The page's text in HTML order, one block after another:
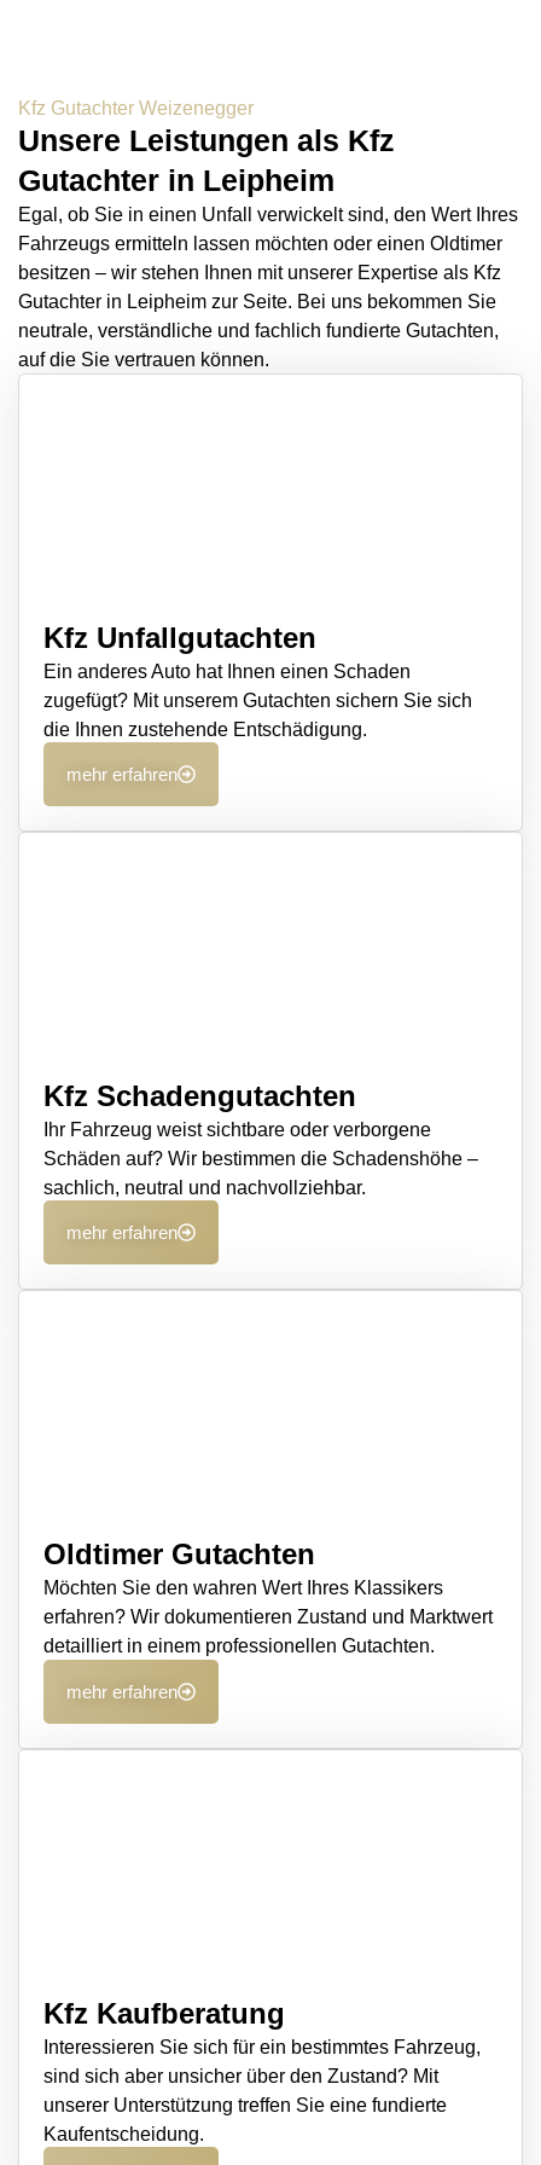
Kfz Gutachter Weizenegger
Unsere Leistungen als Kfz
Gutachter in Leipheim
Egal, ob Sie in einen Unfall verwickelt sind, den Wert Ihres
Fahrzeugs ermitteln lassen möchten oder einen Oldtimer
besitzen – wir stehen Ihnen mit unserer Expertise als Kfz
Gutachter in Leipheim zur Seite. Bei uns bekommen Sie
neutrale, verständliche und fachlich fundierte Gutachten,
auf die Sie vertrauen können.
Kfz Unfallgutachten
Ein anderes Auto hat Ihnen einen Schaden
zugefügt? Mit unserem Gutachten sichern Sie sich
die Ihnen zustehende Entschädigung.
mehr erfahren
Kfz Schadengutachten
Ihr Fahrzeug weist sichtbare oder verborgene
Schäden auf? Wir bestimmen die Schadenshöhe –
sachlich, neutral und nachvollziehbar.
mehr erfahren
Oldtimer Gutachten
Möchten Sie den wahren Wert Ihres Klassikers
erfahren? Wir dokumentieren Zustand und Marktwert
detailliert in einem professionellen Gutachten.
mehr erfahren
Kfz Kaufberatung
Interessieren Sie sich für ein bestimmtes Fahrzeug,
sind sich aber unsicher über den Zustand? Mit
unserer Unterstützung treffen Sie eine fundierte
Kaufentscheidung.